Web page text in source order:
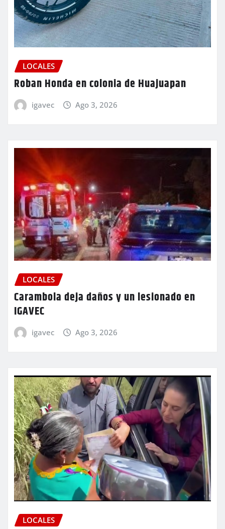
LOCALES
Roban Honda en colonia de Huajuapan
igavec Ago 3, 2026
LOCALES
Carambola deja daños y un lesionado en
IGAVEC
igavec Ago 3, 2026
LOCALES